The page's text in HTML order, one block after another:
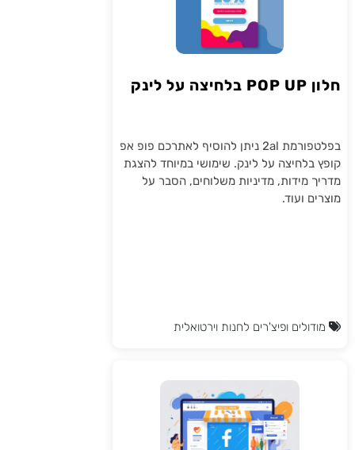
חלון POP UP בלחיצה על לינק
בפלטפורמת 2al ניתן להוסיף לאתרכם פופ אפ
קופץ בלחיצה על לינק. שימושי במיוחד להצגת
מדריך מידות, מדיניות משלוחים, הסבר על
מוצרים ועוד.
מודולים ופיצ'רים לחנות וירטואלית